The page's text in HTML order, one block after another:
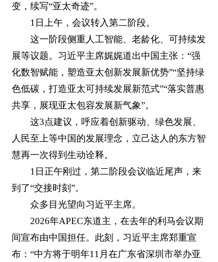
变，续写“亚太奇迹”。
1日上午，会议转入第二阶段。
这一阶段侧重人工智能、老龄化、可持续发
展等议题。习近平主席娓娓道出中国主张：“强
化数智赋能，塑造亚太创新发展新优势”“坚持绿
色低碳，打造亚太可持续发展新范式”“落实普惠
共享，展现亚太包容发展新气象”。
这3点建议，呼应着创新驱动、绿色发展、
人民至上等中国的发展理念，立己达人的东方智
慧再一次得到生动诠释。
1日正午刚过，第二阶段会议临近尾声，来
到了“交接时刻”。
众多目光望向习近平主席。
2026年APEC东道主，在去年的利马会议期
间宣布由中国担任。此刻，习近平主席郑重宣
布：“中方将于明年11月在广东省深圳市举办亚